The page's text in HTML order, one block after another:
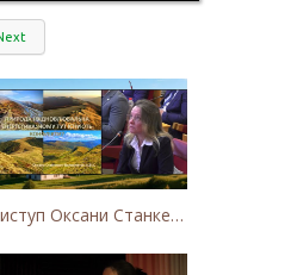
Виступ Оксани Станкевич-Волосянчук про будівництво вітропарків у Закарпатській області